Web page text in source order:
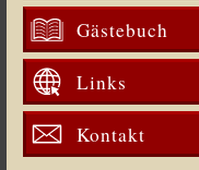
Gästebuch
Links
Kontakt